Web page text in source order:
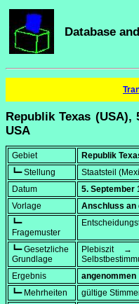
Database
Republik Texas
USA
Gebiet
Republik
┗━ Stellung
Staatsteil
Datum
5. September
Vorlage
Anschluss an
┗━
Fragemuster
┗━ Gesetzliche
Grundlage
Plebiszit
Ergebnis
angenommen
┗━ Mehrheiten
gültige